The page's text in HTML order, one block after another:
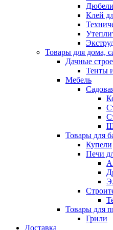
Клей
Товары для дома,
Дачные
Тенты
Мебель
Товары для
Купели
Печи
Товары для
Грили
Доставка